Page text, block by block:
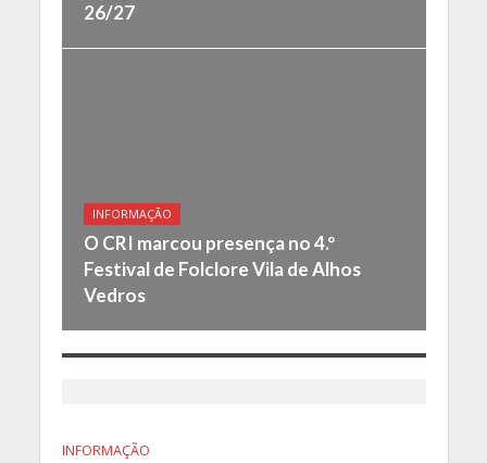
26/27
INFORMAÇÃO
O CRI marcou presença no 4.º
Festival de Folclore Vila de Alhos
Vedros
INFORMAÇÃO